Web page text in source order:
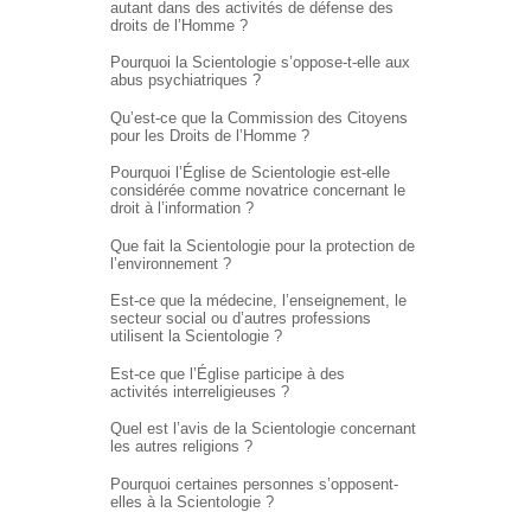
autant dans des activités de défense des
droits de l’Homme ?
Pourquoi la Scientologie s’oppose-t-elle aux
abus psychiatriques ?
Qu’est-ce que la Commission des Citoyens
pour les Droits de l’Homme ?
Pourquoi l’Église de Scientologie est-elle
considérée comme novatrice concernant le
droit à l’information ?
Que fait la Scientologie pour la protection de
l’environnement ?
Est-ce que la médecine, l’enseignement, le
secteur social ou d’autres professions
utilisent la Scientologie ?
Est-ce que l’Église participe à des
activités interreligieuses ?
Quel est l’avis de la Scientologie concernant
les autres religions ?
Pourquoi certaines personnes s’opposent-
elles à la Scientologie ?